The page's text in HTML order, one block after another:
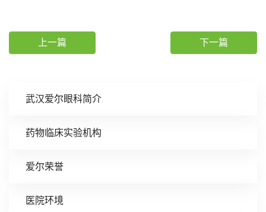
武汉爱尔眼科简介
药物临床实验机构
爱尔荣誉
医院环境
上一篇 下一篇